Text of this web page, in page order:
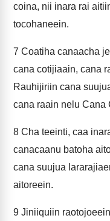
coina, nii inara rai
tocohaneein.
7 Coatiha canaacha
cana cotijiaain, cana
Rauhijiriin cana
cana raain nelu Cana
8 Cha teeinti, caa
canacaanu batoha
cana suujua
aitoreein.
9 Jiniiquiin